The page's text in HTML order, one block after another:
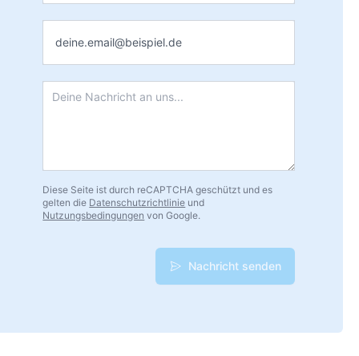
Nachricht
Diese Seite ist durch reCAPTCHA geschützt und es
gelten die Datenschutzrichtlinie und
Nutzungsbedingungen von Google.
Nachricht senden